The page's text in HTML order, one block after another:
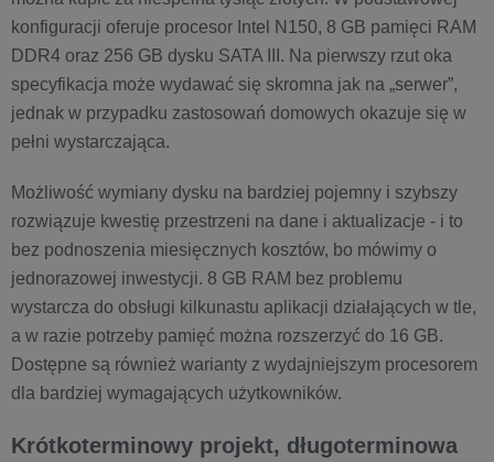
konfiguracji oferuje procesor Intel N150, 8 GB pamięci RAM
DDR4 oraz 256 GB dysku SATA III. Na pierwszy rzut oka
specyfikacja może wydawać się skromna jak na „serwer”,
jednak w przypadku zastosowań domowych okazuje się w
pełni wystarczająca.
Możliwość wymiany dysku na bardziej pojemny i szybszy
rozwiązuje kwestię przestrzeni na dane i aktualizacje - i to
bez podnoszenia miesięcznych kosztów, bo mówimy o
jednorazowej inwestycji. 8 GB RAM bez problemu
wystarcza do obsługi kilkunastu aplikacji działających w tle,
a w razie potrzeby pamięć można rozszerzyć do 16 GB.
Dostępne są również warianty z wydajniejszym procesorem
dla bardziej wymagających użytkowników.
Krótkoterminowy projekt, długoterminowa